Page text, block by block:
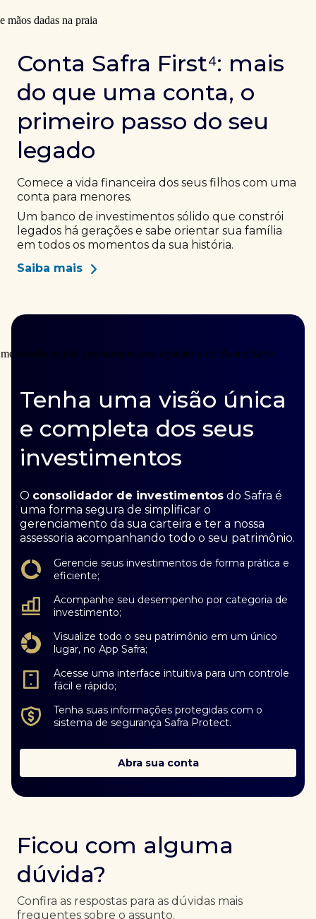
Conta Safra First⁴: mais
do que uma conta, o
primeiro passo do seu
legado
Comece a vida financeira dos seus filhos com uma
conta para menores.
Um banco de investimentos sólido que constrói
legados há gerações e sabe orientar sua família
em todos os momentos da sua história.
Saiba mais
Tenha uma visão única
e completa dos seus
investimentos
O consolidador de investimentos do Safra é
uma forma segura de simplificar o
gerenciamento da sua carteira e ter a nossa
assessoria acompanhando todo o seu patrimônio.
Gerencie seus investimentos de forma prática e
eficiente;
Acompanhe seu desempenho por categoria de
investimento;
Visualize todo o seu patrimônio em um único
lugar, no App Safra;
Acesse uma interface intuitiva para um controle
fácil e rápido;
Tenha suas informações protegidas com o
sistema de segurança Safra Protect.
Abra sua conta
Ficou com alguma
dúvida?
Confira as respostas para as dúvidas mais
frequentes sobre o assunto.